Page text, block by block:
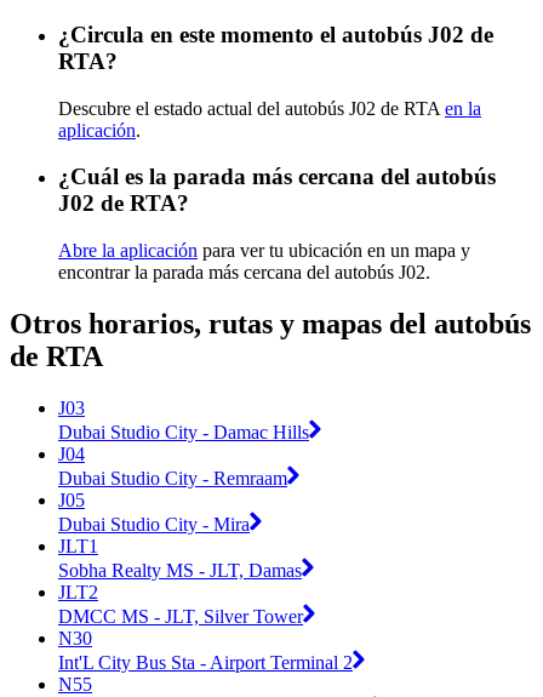
¿Circula en este momento el autobús J02 de
RTA?
Descubre el estado actual del autobús J02 de RTA en la
aplicación.
¿Cuál es la parada más cercana del autobús
J02 de RTA?
Abre la aplicación para ver tu ubicación en un mapa y
encontrar la parada más cercana del autobús J02.
Otros horarios, rutas y mapas del autobús
de RTA
J03
Dubai Studio City - Damac Hills
J04
Dubai Studio City - Remraam
J05
Dubai Studio City - Mira
JLT1
Sobha Realty MS - JLT, Damas
JLT2
DMCC MS - JLT, Silver Tower
N30
Int'L City Bus Sta - Airport Terminal 2
N55